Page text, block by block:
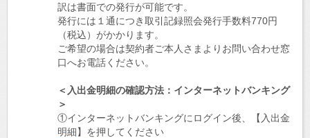
訳は書面での発行が可能です。
発行には１通につき取引記録照会発行手数料770円
（税込）がかかります。
ご希望の場合は契約者ご本人さまよりお問い合わせ窓
口へお電話ください。
＜入出金明細の確認方法：インターネットバンキング
＞
①インターネットバンキングにログイン後、【入出金
明細】を押してください